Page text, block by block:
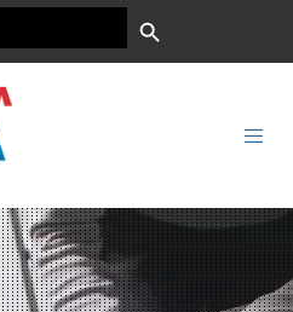
Botón
de
búsqueda